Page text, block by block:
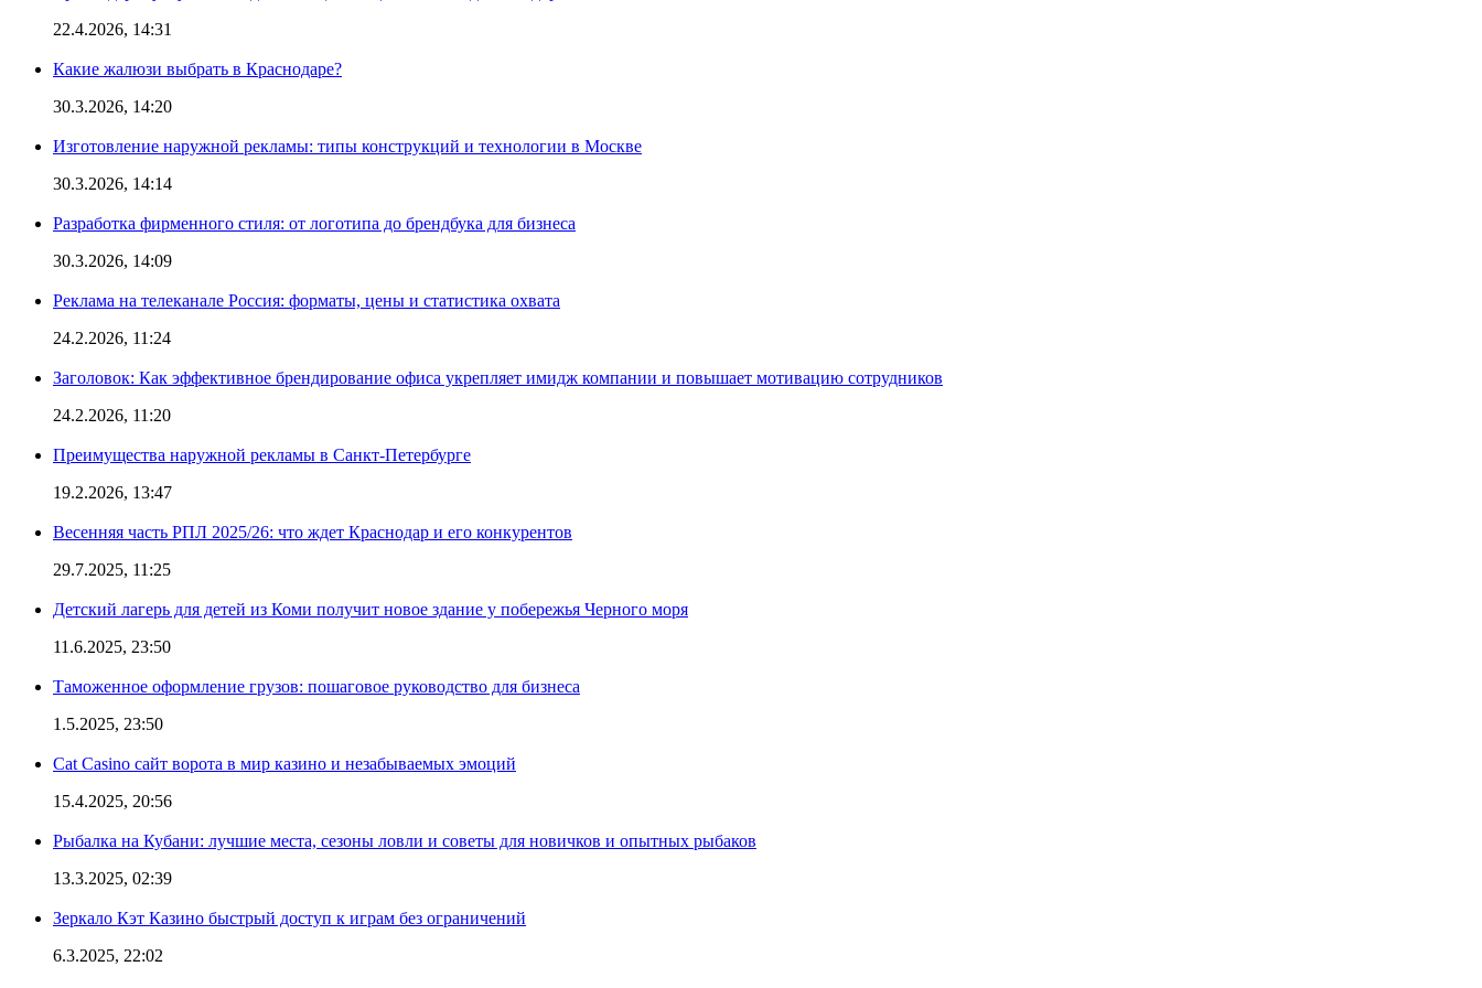
22.4.2026, 14:31
Какие жалюзи выбрать в Краснодаре?
30.3.2026, 14:20
Изготовление наружной рекламы: типы конструкций и технологии в Москве
30.3.2026, 14:14
Разработка фирменного стиля: от логотипа до брендбука для бизнеса
30.3.2026, 14:09
Реклама на телеканале Россия: форматы, цены и статистика охвата
24.2.2026, 11:24
Заголовок: Как эффективное брендирование офиса укрепляет имидж компании и повышает мотивацию сотрудников
24.2.2026, 11:20
Преимущества наружной рекламы в Санкт-Петербурге
19.2.2026, 13:47
Весенняя часть РПЛ 2025/26: что ждет Краснодар и его конкурентов
29.7.2025, 11:25
Детский лагерь для детей из Коми получит новое здание у побережья Черного моря
11.6.2025, 23:50
Таможенное оформление грузов: пошаговое руководство для бизнеса
1.5.2025, 23:50
Cat Casino сайт ворота в мир казино и незабываемых эмоций
15.4.2025, 20:56
Рыбалка на Кубани: лучшие места, сезоны ловли и советы для новичков и опытных рыбаков
13.3.2025, 02:39
Зеркало Кэт Казино быстрый доступ к играм без ограничений
6.3.2025, 22:02